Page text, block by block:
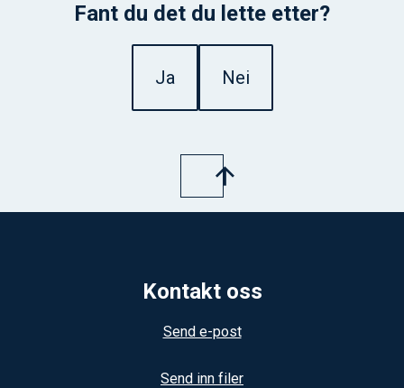
Fant du det du lette etter?
Ja Nei
Kontakt oss
Send e-post
Send inn filer